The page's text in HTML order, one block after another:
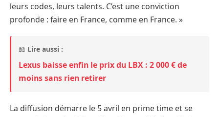
leurs codes, leurs talents. C’est une conviction
profonde : faire en France, comme en France. »
📖 Lire aussi :
Lexus baisse enfin le prix du LBX : 2 000 € de
moins sans rien retirer
La diffusion démarre le 5 avril en prime time et se